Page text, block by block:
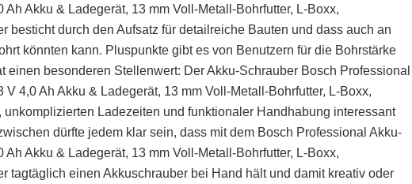
Akku & Ladegerät, 13 mm Voll-Metall-Bohrfutter, L-Boxx,
besticht durch den Aufsatz für detailreiche Bauten und dass auch an
könnten kann. Pluspunkte gibt es von Benutzern für die Bohrstärke
besonderen Stellenwert: Der Akku-Schrauber Bosch Professional
4,0 Ah Akku & Ladegerät, 13 mm Voll-Metall-Bohrfutter, L-Boxx,
Ladezeiten und funktionaler Handhabung interessant
dürfte jedem klar sein, dass mit dem Bosch Professional Akku-
Akku & Ladegerät, 13 mm Voll-Metall-Bohrfutter, L-Boxx,
tagtäglich einen Akkuschrauber bei Hand hält und damit kreativ oder